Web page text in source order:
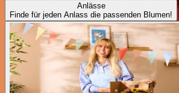
Anlässe
Finde für jeden Anlass die passenden Blumen!